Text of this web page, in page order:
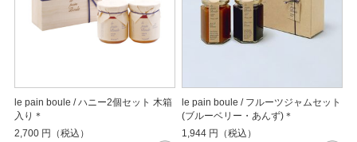
le pain boule / ハニー2個セット 木箱
入り＊
2,700 円（税込）
le pain boule / フルーツジャムセット
(ブルーベリー・あんず)＊
1,944 円（税込）